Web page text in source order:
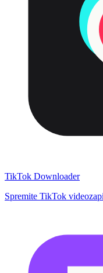
TikTok Downloader
Spremite TikTok